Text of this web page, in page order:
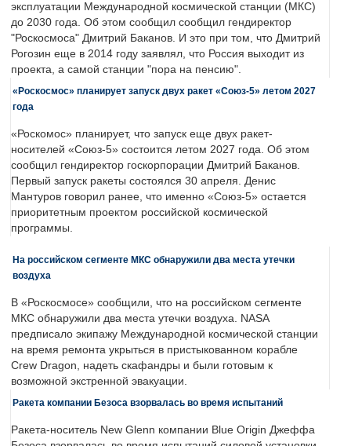
эксплуатации Международной космической станции (МКС)
до 2030 года. Об этом сообщил сообщил гендиректор
"Роскосмоса" Дмитрий Баканов. И это при том, что Дмитрий
Рогозин еще в 2014 году заявлял, что Россия выходит из
проекта, а самой станции "пора на пенсию".
«Роскосмос» планирует запуск двух ракет «Союз-5» летом 2027
года
«Роскомос» планирует, что запуск еще двух ракет-
носителей «Союз-5» состоится летом 2027 года. Об этом
сообщил гендиректор госкорпорации Дмитрий Баканов.
Первый запуск ракеты состоялся 30 апреля. Денис
Мантуров говорил ранее, что именно «Союз-5» остается
приоритетным проектом российской космической
программы.
На российском сегменте МКС обнаружили два места утечки
воздуха
В «Роскосмосе» сообщили, что на российском сегменте
МКС обнаружили два места утечки воздуха. NASA
предписало экипажу Международной космической станции
на время ремонта укрыться в пристыкованном корабле
Crew Dragon, надеть скафандры и были готовым к
возможной экстренной эвакуации.
Ракета компании Безоса взорвалась во время испытаний
Ракета-носитель New Glenn компании Blue Origin Джеффа